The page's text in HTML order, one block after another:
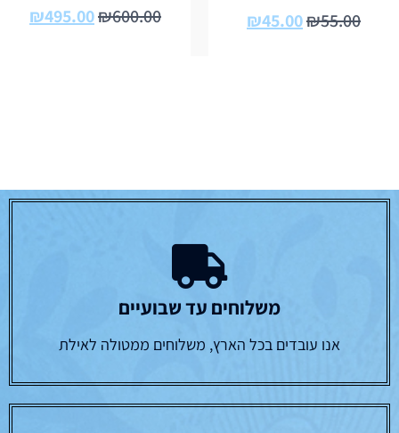
₪55.00
₪45.00
₪600.00
₪495.00
משלוחים עד שבועיים
אנו עובדים בכל הארץ, משלוחים ממטולה לאילת